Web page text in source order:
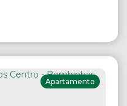
Apartamento